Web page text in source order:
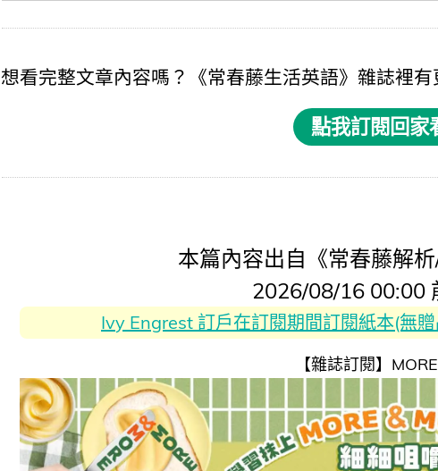
想看完整文章內容嗎？《常春藤生活英語》雜誌裡
點我訂閱回家
本篇內容出自《常春藤解
2026/08/16 00:00
Ivy Engrest 訂戶在訂閱期間訂閱紙本(無
【雜誌訂閱】